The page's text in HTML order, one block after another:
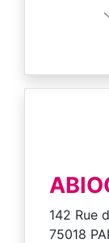
142 Rue
75018